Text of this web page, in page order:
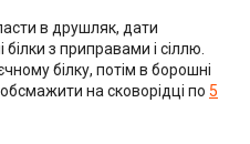
в друшляк, дати
з приправами і сіллю.
білку, потім в борошні
на сковорідці по 5